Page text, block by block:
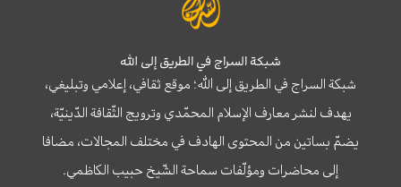
شبكة السراج في الطريق إلى الله
شبكة السراج في الطريق إلى الله؛ موقع ثقافي، إعلامي وتبليغي،
يهدف لنشر معارف الإسلام المحمّدي وترويج الثّقافة الدّينيّة،
يضمّ بساتين من المحتوى الهادف في مختلف المجالات، مضافا
إلى محاضرات ومؤلّفات سماحة الشّيخ حبيب الكاظمي.